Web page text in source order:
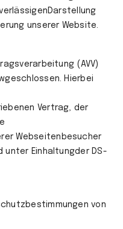
unserer Website.
(AVV)
Hierbei
Vertrag, der
Webseitenbesucher
unter Einhaltungder DS-
von